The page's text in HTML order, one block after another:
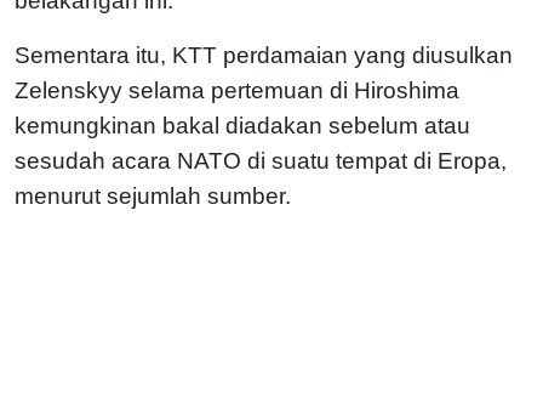
Sementara itu, KTT perdamaian yang diusulkan
Zelenskyy selama pertemuan di Hiroshima
kemungkinan bakal diadakan sebelum atau
sesudah acara NATO di suatu tempat di Eropa,
menurut sejumlah sumber.